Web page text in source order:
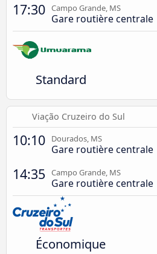
17:30 Campo Grande, MS
Gare routière centrale
Standard
Viação Cruzeiro do Sul
10:10 Dourados, MS
Gare routière centrale
14:35 Campo Grande, MS
Gare routière centrale
Économique